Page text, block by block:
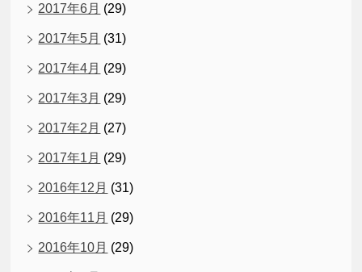
2017年6月 (29)
2017年5月 (31)
2017年4月 (29)
2017年3月 (29)
2017年2月 (27)
2017年1月 (29)
2016年12月 (31)
2016年11月 (29)
2016年10月 (29)